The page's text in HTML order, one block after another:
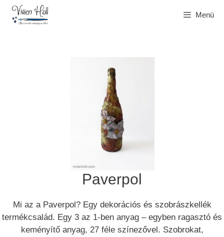
Kilépés
Menü
Paverpol
Mi az a Paverpol? Egy dekorációs és szobrászkellék
termékcsalád. Egy 3 az 1-ben anyag – egyben ragasztó és
keményítő anyag, 27 féle színezővel. Szobrokat,